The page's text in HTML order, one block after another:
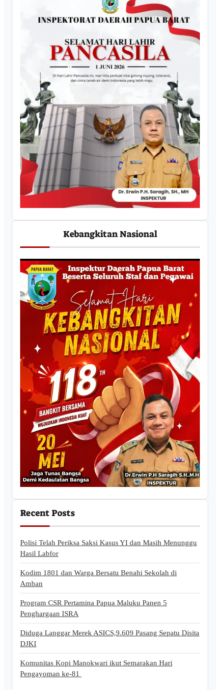
Kebangkitan Nasional
Recent Posts
Polisi Telah Periksa Saksi Kasus YI dan Masih Menunggu
Hasil Labfor
Kodim 1801 dan Warga Bersatu Benahi Sekolah di
Amban
Program CSR Pertamina Papua Maluku Panen 5
Penghargaan ISRA
Diduga Langgar Merek ASICS,9.609 Pasang Sepatu Disita
DJKI
Komunitas Kopi Manokwari ikut Semarakan Hari
Pengayoman ke-81